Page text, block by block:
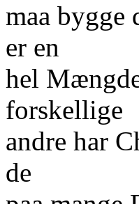
maa bygge
er en
hel
forskellige
andre har
de